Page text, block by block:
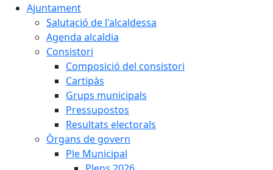
Ajuntament
Salutació de l'alcaldessa
Agenda alcaldia
Consistori
Composició del consistori
Cartipàs
Grups municipals
Pressupostos
Resultats electorals
Òrgans de govern
Ple Municipal